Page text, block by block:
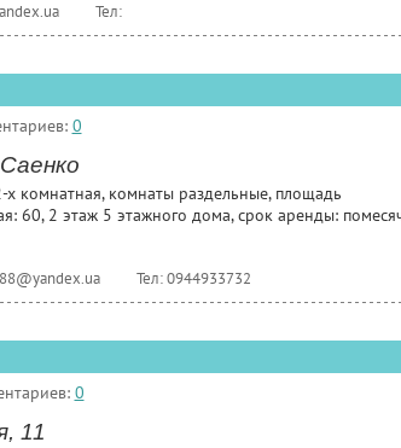
Тел:
0
комнатная, комнаты раздельные, площадь
60, 2 этаж 5 этажного дома, срок аренды:
Тел: 0944933732
0
11